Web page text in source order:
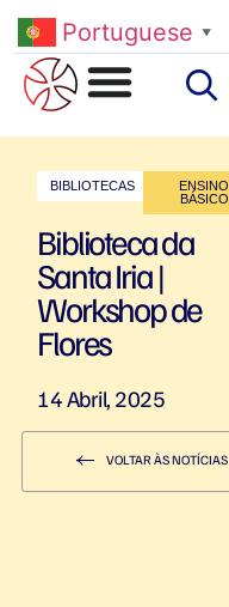
Portuguese ▼
BIBLIOTECAS
ENSINO
BÁSICO
Biblioteca da
Santa Iria |
Workshop de
Flores
14 Abril, 2025
VOLTAR ÀS NOTÍCIAS